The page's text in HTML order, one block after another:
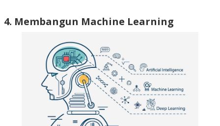
4. Membangun Machine Learning